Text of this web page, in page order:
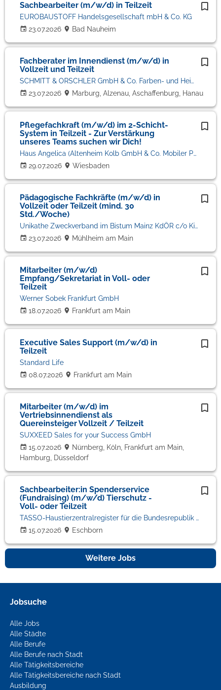
Sachbearbeiter (m/w/d) in Teilzeit
23.07.2026
EUROBAUSTOFF Handelsgesellschaft mbH & Co. KG
Bad Nauheim
Fachberater im Innendienst (m/w/d) in
Vollzeit und Teilzeit
23.07.2026
SCHMITT & ORSCHLER GmbH & Co. Farben- und Heimtex KG
Marburg, Alzenau, Aschaffenburg, Hanau
Pflegefachkraft (m/w/d) im 2-Schicht-
System in Teilzeit - Zur Verstärkung
unseres Teams suchen wir Dich!
29.07.2026
Haus Angelica (Altenheim Kolb GmbH & Co. Mobiler Pflegedienst KG)
Wiesbaden
Pädagogische Fachkräfte (m/w/d) in
Vollzeit oder Teilzeit (mind. 30
Std./Woche)
23.07.2026
Unikathe Zweckverband im Bistum Mainz KdÖR c/o Kita St. Markus
Mühlheim am Main
Mitarbeiter (m/w/d)
Empfang/Sekretariat in Voll- oder
Teilzeit
18.07.2026
Werner Sobek Frankfurt GmbH
Frankfurt am Main
Executive Sales Support (m/w/d) in
Teilzeit
08.07.2026
Standard Life
Frankfurt am Main
Mitarbeiter (m/w/d) im
Vertriebsinnendienst als
Quereinsteiger Vollzeit / Teilzeit
15.07.2026
SUXXEED Sales for your Success GmbH
Nürnberg, Köln, Frankfurt am Main,
Hamburg, Düsseldorf
Sachbearbeiter:in Spenderservice
(Fundraising) (m/w/d) Tierschutz -
Voll- oder Teilzeit
15.07.2026
TASSO-Haustierzentralregister für die Bundesrepublik Deutschland e.V.
Eschborn
Weitere Jobs
Jobsuche
Alle Jobs
Alle Städte
Alle Berufe
Alle Berufe nach Stadt
Alle Tätigkeitsbereiche
Alle Tätigkeitsbereiche nach Stadt
Ausbildung